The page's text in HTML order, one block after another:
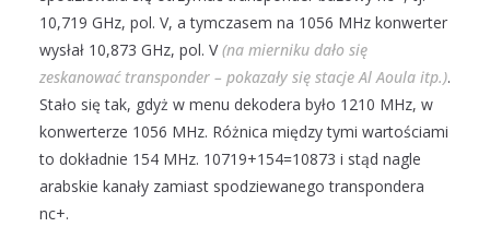
10,719 GHz, pol. V, a tymczasem na 1056 MHz konwerter
wysłał 10,873 GHz, pol. V(na mierniku dało się
zeskanować transponder – pokazały się stacje Al Aoula itp.).
Stało się tak, gdyż w menu dekodera było 1210 MHz, w
konwerterze 1056 MHz. Różnica między tymi wartościami
to dokładnie 154 MHz. 10719+154=10873 i stąd nagle
arabskie kanały zamiast spodziewanego transpondera
nc+.